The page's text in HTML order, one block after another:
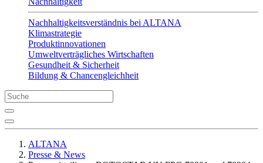
Nachhaltigkeitsverständnis bei ALTANA
Klimastrategie
Produktinnovationen
Umweltverträgliches Wirtschaften
Gesundheit & Sicherheit
Bildung & Chancengleichheit
ALTANA
Presse & News